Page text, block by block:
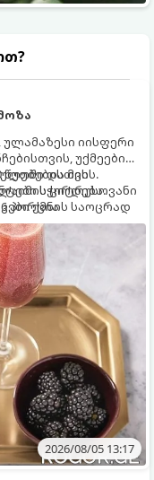
იისფერი
უქმეების
ციტრუსოვანი
ქმნის საოცრად
და მის
სჭირდება.
პორცია
2026/08/05 13:17